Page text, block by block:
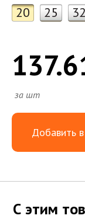
20 25
за шт
Добавить
С этим